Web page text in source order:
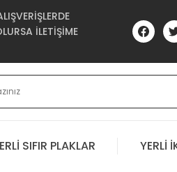
İLETİŞİME
SIFIR PLAKLAR YERLİ